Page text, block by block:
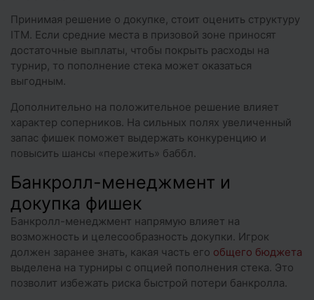
Принимая решение о докупке, стоит оценить структуру
ITM. Если средние места в призовой зоне приносят
достаточные выплаты, чтобы покрыть расходы на
турнир, то пополнение стека может оказаться
выгодным.
Дополнительно на положительное решение влияет
характер соперников. На сильных полях увеличенный
запас фишек поможет выдержать конкуренцию и
повысить шансы «пережить» баббл.
Банкролл-менеджмент и
докупка фишек
Банкролл-менеджмент напрямую влияет на
возможность и целесообразность докупки. Игрок
должен заранее знать, какая часть его общего бюджета
выделена на турниры с опцией пополнения стека. Это
позволит избежать риска быстрой потери банкролла.